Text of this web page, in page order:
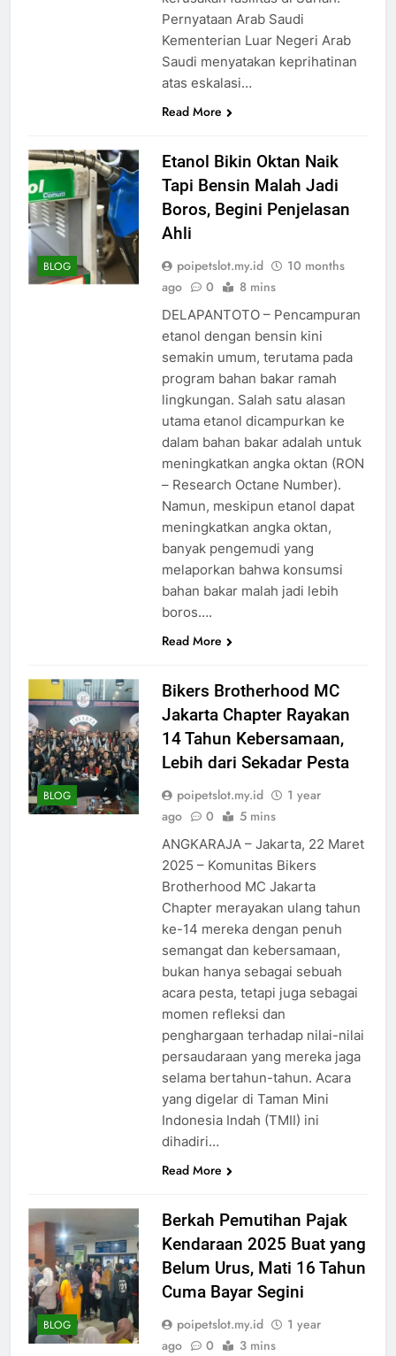
Pernyataan Arab Saudi
Kementerian Luar Negeri Arab
Saudi menyatakan keprihatinan
atas eskalasi…
Read More
BLOG
Etanol Bikin Oktan Naik
Tapi Bensin Malah Jadi
Boros, Begini Penjelasan
Ahli
poipetslot.my.id
10 months
ago
0 8 mins
DELAPANTOTO – Pencampuran
etanol dengan bensin kini
semakin umum, terutama pada
program bahan bakar ramah
lingkungan. Salah satu alasan
utama etanol dicampurkan ke
dalam bahan bakar adalah untuk
meningkatkan angka oktan (RON
– Research Octane Number).
Namun, meskipun etanol dapat
meningkatkan angka oktan,
banyak pengemudi yang
melaporkan bahwa konsumsi
bahan bakar malah jadi lebih
boros….
Read More
BLOG
Bikers Brotherhood MC
Jakarta Chapter Rayakan
14 Tahun Kebersamaan,
Lebih dari Sekadar Pesta
poipetslot.my.id
1 year
ago
0 5 mins
ANGKARAJA – Jakarta, 22 Maret
2025 – Komunitas Bikers
Brotherhood MC Jakarta
Chapter merayakan ulang tahun
ke-14 mereka dengan penuh
semangat dan kebersamaan,
bukan hanya sebagai sebuah
acara pesta, tetapi juga sebagai
momen refleksi dan
penghargaan terhadap nilai-nilai
persaudaraan yang mereka jaga
selama bertahun-tahun. Acara
yang digelar di Taman Mini
Indonesia Indah (TMII) ini
dihadiri…
Read More
BLOG
Berkah Pemutihan Pajak
Kendaraan 2025 Buat yang
Belum Urus, Mati 16 Tahun
Cuma Bayar Segini
poipetslot.my.id
1 year
ago
0 3 mins